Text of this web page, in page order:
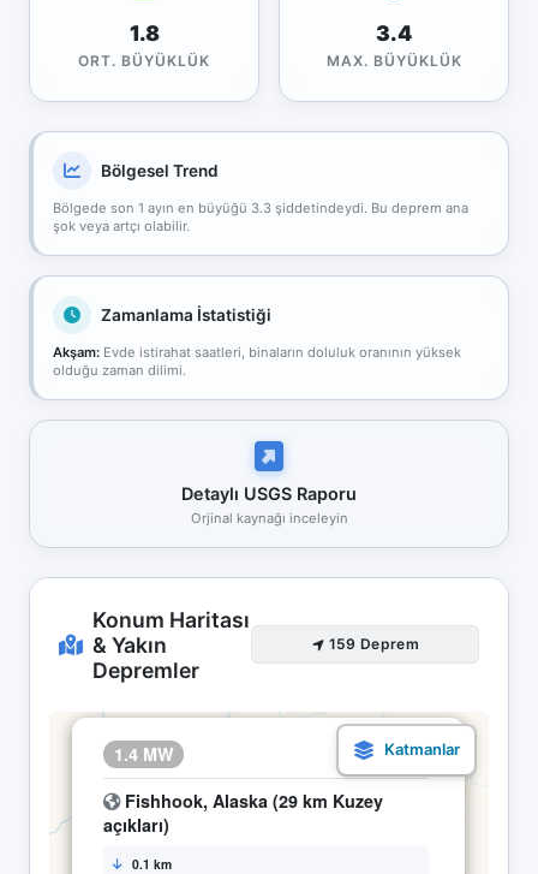
1.8
ORT. BÜYÜKLÜK
3.4
MAX. BÜYÜKLÜK
Bölgesel Trend
Bölgede son 1 ayın en büyüğü 3.3 şiddetindeydi. Bu deprem ana
şok veya artçı olabilir.
Zamanlama İstatistiği
Akşam: Evde istirahat saatleri, binaların doluluk oranının yüksek
olduğu zaman dilimi.
Detaylı USGS Raporu
Orjinal kaynağı inceleyin
Konum Haritası
& Yakın
Depremler
159 Deprem
1.4 MW 08.05 19:04
Fishhook, Alaska (29 km Kuzey
açıkları)
0.1 km
×